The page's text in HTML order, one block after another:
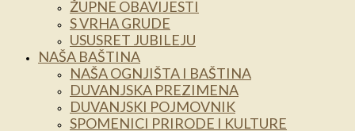
ŽUPNE OBAVIJESTI
S VRHA GRUDE
USUSRET JUBILEJU
NAŠA BAŠTINA
NAŠA OGNJIŠTA I BAŠTINA
DUVANJSKA PREZIMENA
DUVANJSKI POJMOVNIK
SPOMENICI PRIRODE I KULTURE